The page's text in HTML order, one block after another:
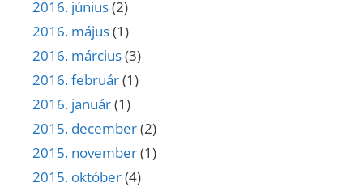
2016. június(2)
2016. május(1)
2016. március(3)
2016. február(1)
2016. január(1)
2015. december(2)
2015. november(1)
2015. október(4)